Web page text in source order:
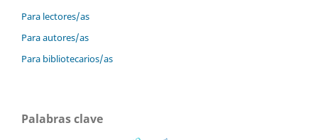
Para lectores/as
Para autores/as
Para bibliotecarios/as
Palabras clave